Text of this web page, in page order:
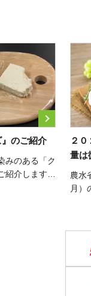
のご紹介
みのある「ク
介します。
２
量
農水
月）
た
１